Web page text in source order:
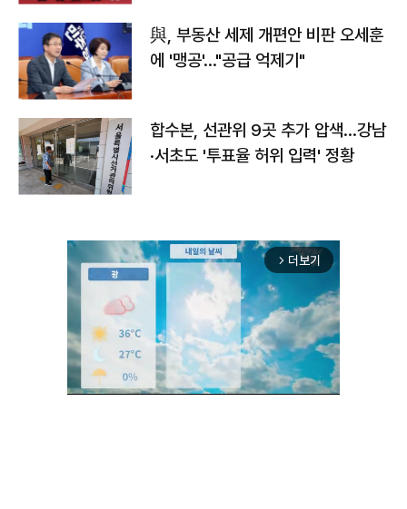
與, 부동산 세제 개편안 비판 오세훈
에 '맹공'…"공급 억제기"
합수본, 선관위 9곳 추가 압색…강남
·서초도 '투표율 허위 입력' 정황
arrow_forward_ios 더보기